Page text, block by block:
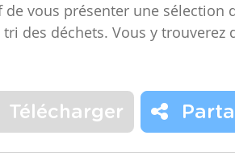
vous présenter une sélection
des déchets. Vous y
Télécharger